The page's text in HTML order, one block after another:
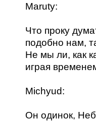
Maruty:
Что проку
подобно нам,
Не мы ли, как
играя
Michyud:
Он одинок,